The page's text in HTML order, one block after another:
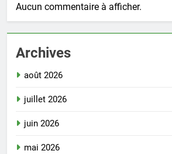
Aucun commentaire à afficher.
Archives
août 2026
juillet 2026
juin 2026
mai 2026